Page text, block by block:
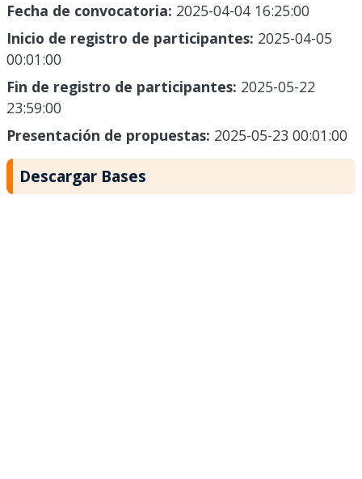
Fecha de convocatoria: 2025-04-04 16:25:00
Inicio de registro de participantes: 2025-04-05
00:01:00
Fin de registro de participantes: 2025-05-22
23:59:00
Presentación de propuestas: 2025-05-23 00:01:00
Descargar Bases